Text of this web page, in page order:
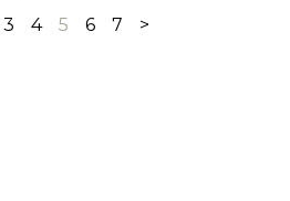
3 4 5 6 7 >